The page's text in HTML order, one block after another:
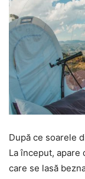
După ce soarele
La început,
care se lasă